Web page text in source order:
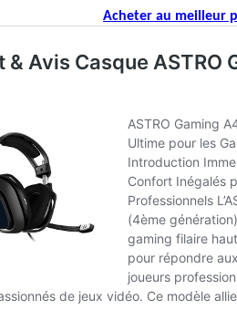
Acheter au meilleur